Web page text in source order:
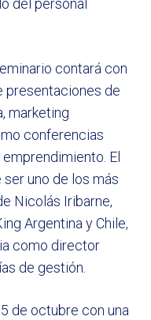
del personal
contará con
presentaciones de
marketing
conferencias
El
uno de los más
Nicolás Iribarne,
Argentina y Chile,
como director
de gestión.
de octubre con una